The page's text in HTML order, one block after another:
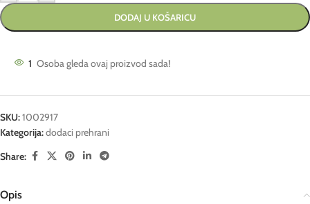
DODAJ U KOŠARICU
1 Osoba gleda ovaj proizvod sada!
SKU:1002917
Kategorija:dodaci prehrani
Share:
Opis